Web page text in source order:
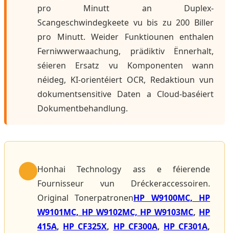
pro Minutt an Duplex-
Scangeschwindegkeete vu bis zu 200 Biller
pro Minutt. Weider Funktiounen enthalen
Ferniwwerwaachung, prädiktiv Ënnerhalt,
séieren Ersatz vu Komponenten wann
néideg, KI-orientéiert OCR, Redaktioun vun
dokumentsensitive Daten a Cloud-baséiert
Dokumentbehandlung.
Honhai Technology ass e féierende
Fournisseur vun Dréckeraccessoiren.
Original TonerpatronenHP W9100MC, HP
W9101MC, HP W9102MC, HP W9103MC, HP
415A, HP CF325X, HP CF300A, HP CF301A,